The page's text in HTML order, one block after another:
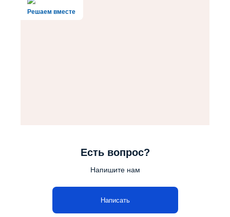
Решаем вместе
Есть вопрос?
Напишите нам
Написать